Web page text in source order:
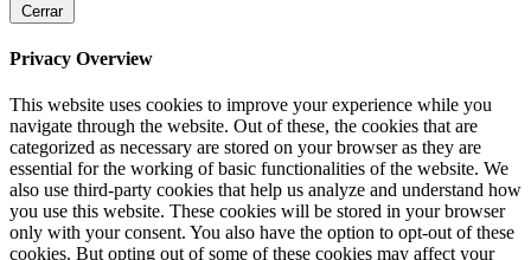
Cerrar
Privacy Overview
This website uses cookies to improve your experience while you
navigate through the website. Out of these, the cookies that are
categorized as necessary are stored on your browser as they are
essential for the working of basic functionalities of the website. We
also use third-party cookies that help us analyze and understand how
you use this website. These cookies will be stored in your browser
only with your consent. You also have the option to opt-out of these
cookies. But opting out of some of these cookies may affect your